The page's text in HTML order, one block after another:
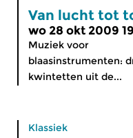
Van lucht tot
wo 28 okt 2009
Muziek voor
blaasinstrumenten:
kwintetten uit de...
Klassiek